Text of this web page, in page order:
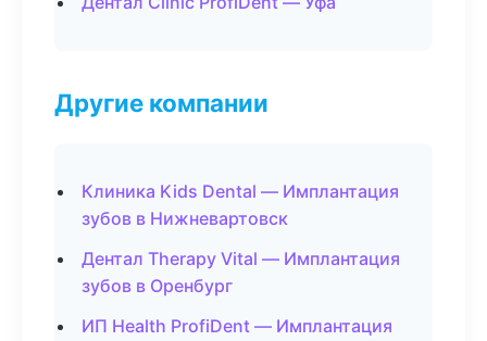
Другие компании
Клиника Kids Dental — Имплантация
зубов в Нижневартовск
Дентал Therapy Vital — Имплантация
зубов в Оренбург
ИП Health ProfiDent — Имплантация